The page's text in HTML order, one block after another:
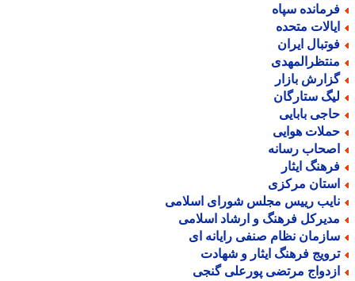
سپاه
متحده
ایران
بازار
ستارگان
بابایی
هوایی
رسانه
ایثار
مرکزی
رییس مجلس شورای اسلامی
فرهنگ و ارشاد اسلامی
نظام صنفی رایانه ای
فرهنگ ایثار و شهادت
مرتضی پورعلی گنجی